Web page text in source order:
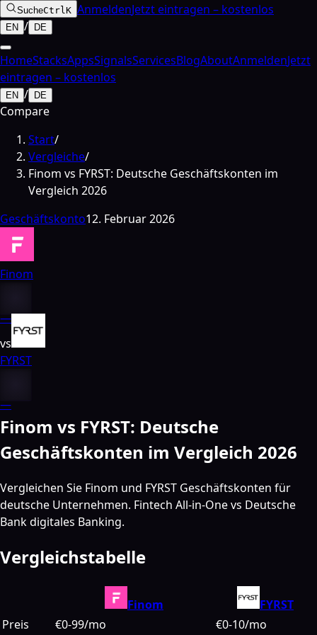
SucheCtrlK AnmeldenJetzt eintragen – kostenlos
EN / DE
HomeStacksAppsSignalsServicesBlogAboutAnmeldenJetzt
eintragen – kostenlos
EN / DE
Compare
Start/
Vergleiche/
Finom vs FYRST: Deutsche Geschäftskonten im
Vergleich 2026
Geschäftskonto12. Februar 2026
Finom
—
vs
FYRST
—
Finom vs FYRST: Deutsche
Geschäftskonten im Vergleich 2026
Vergleichen Sie Finom und FYRST Geschäftskonten für
deutsche Unternehmen. Fintech All-in-One vs Deutsche
Bank digitales Banking.
Vergleichstabelle
Finom
FYRST
Preis
€0-99/mo
€0-10/mo